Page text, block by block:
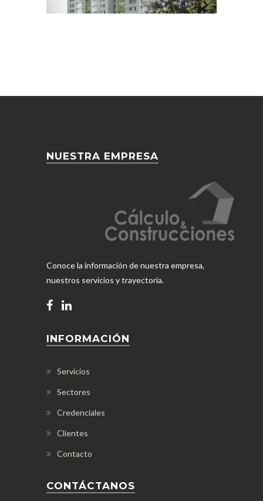
NUESTRA EMPRESA
Conoce la información de nuestra empresa,
nuestros servicios y trayectoria.
INFORMACIÓN
Servicios
Sectores
Credenciales
Clientes
Contacto
CONTÁCTANOS